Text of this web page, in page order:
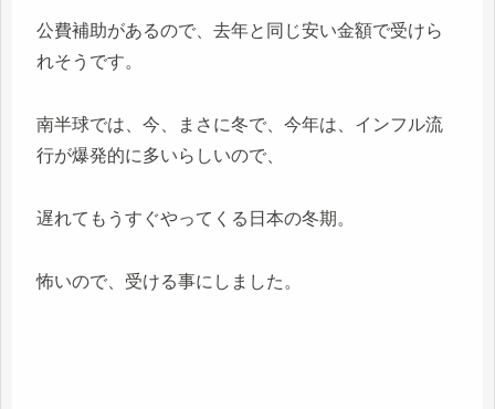
公費補助があるので、去年と同じ安い金額で受けら
れそうです。
南半球では、今、まさに冬で、今年は、インフル流
行が爆発的に多いらしいので、
遅れてもうすぐやってくる日本の冬期。
怖いので、受ける事にしました。